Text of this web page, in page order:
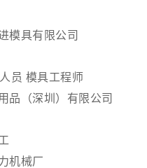
模具有限公司
员 模具工程师
品（深圳）有限公司
机械厂